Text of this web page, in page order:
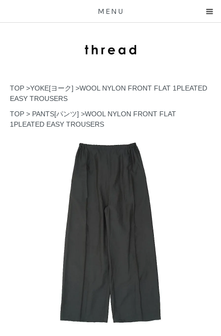
MENU
TOP >YOKE[ヨーク] >WOOL NYLON FRONT FLAT 1PLEATED
EASY TROUSERS
TOP > PANTS[パンツ] >WOOL NYLON FRONT FLAT
1PLEATED EASY TROUSERS